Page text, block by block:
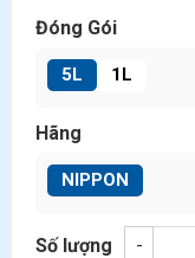
Đóng Gói
5L 1L
Hãng
NIPPON
Số lượng -